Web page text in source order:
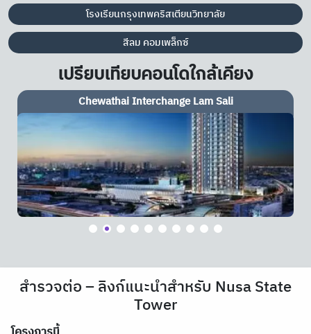
โรงเรียนกรุงเทพคริสเตียนวิทยาลัย
สีลม คอมเพล็กซ์
เปรียบเทียบคอนโดใกล้เคียง
Chewathai Interchange Lam Sali
สำรวจต่อ – ลิงก์แนะนำสำหรับ Nusa State
Tower